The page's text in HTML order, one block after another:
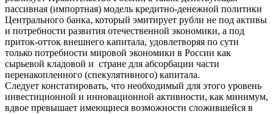
пассивная (импортная) модель кредитно-денежной политики
Центрального банка, который эмитирует рубли не под активы
и потребности развития отечественной экономики, а под
приток-отток внешнего капитала, удовлетворяя по сути
только потребности мировой экономики в России как
сырьевой кладовой и стране для абсорбации части
перенакопленного (спекулятивного) капитала.
Следует констатировать, что необходимый для этого уровень
инвестиционной и инновационной активности, как минимум,
вдвое превышает имеющиеся возможности сложившейся в